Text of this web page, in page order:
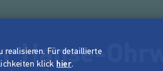
Hanse-
realisieren. Für detaillierte
klick hier.